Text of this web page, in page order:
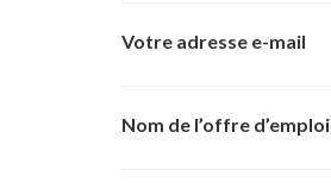
Votre adresse e-mail
Nom de l’offre d’emploi